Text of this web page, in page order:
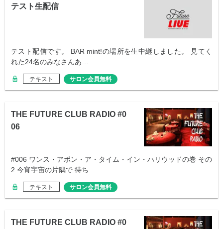
テスト生配信
テスト配信です。 BAR mint!の場所を生中継しました。 見てく
れた24名のみなさんあ…
テキスト サロン会員無料
THE FUTURE CLUB RADIO #0
06
#006 ワンス・アポン・ア・タイム・イン・ハリウッドの巻 その
2 今宵宇宙の片隅で 待ち…
テキスト サロン会員無料
THE FUTURE CLUB RADIO #0